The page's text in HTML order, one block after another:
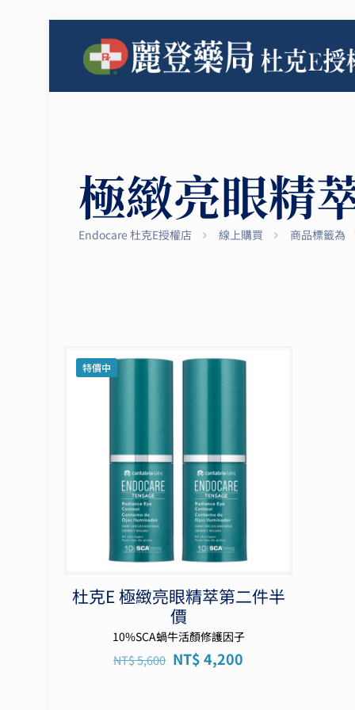
極緻亮眼精
Endocare 杜克E授權店 線上購買 商品標籤為
特價中
杜克E 極緻亮眼精萃第二件半
價
10%SCA蝸牛活顏修護因子
NT$5,600 原
NT$4,200